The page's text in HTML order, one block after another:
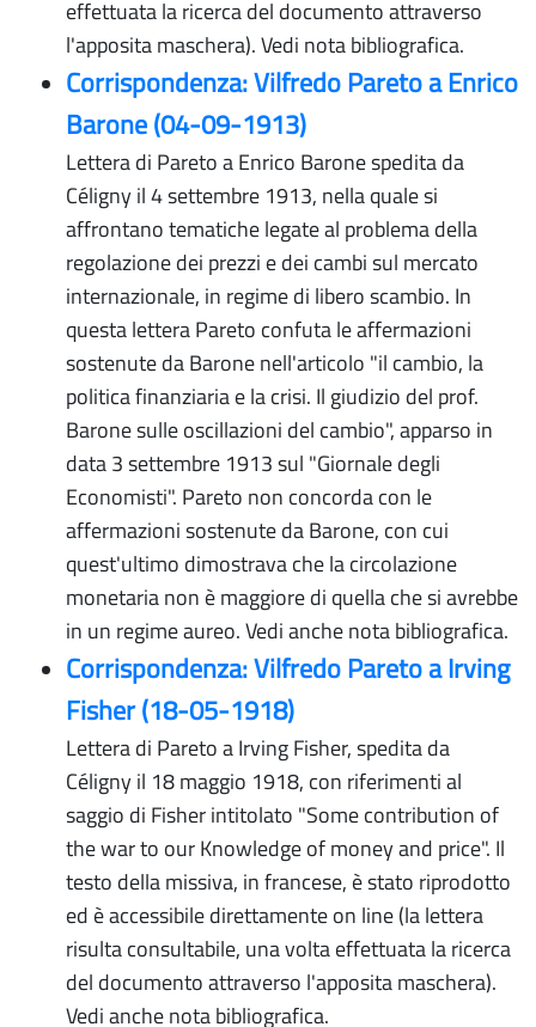
effettuata la ricerca del documento attraverso
l'apposita maschera). Vedi nota bibliografica.
Corrispondenza: Vilfredo Pareto a Enrico
Barone (04-09-1913)
Lettera di Pareto a Enrico Barone spedita da
Céligny il 4 settembre 1913, nella quale si
affrontano tematiche legate al problema della
regolazione dei prezzi e dei cambi sul mercato
internazionale, in regime di libero scambio. In
questa lettera Pareto confuta le affermazioni
sostenute da Barone nell'articolo "il cambio, la
politica finanziaria e la crisi. Il giudizio del prof.
Barone sulle oscillazioni del cambio", apparso in
data 3 settembre 1913 sul "Giornale degli
Economisti". Pareto non concorda con le
affermazioni sostenute da Barone, con cui
quest'ultimo dimostrava che la circolazione
monetaria non è maggiore di quella che si avrebbe
in un regime aureo. Vedi anche nota bibliografica.
Corrispondenza: Vilfredo Pareto a Irving
Fisher (18-05-1918)
Lettera di Pareto a Irving Fisher, spedita da
Céligny il 18 maggio 1918, con riferimenti al
saggio di Fisher intitolato "Some contribution of
the war to our Knowledge of money and price". Il
testo della missiva, in francese, è stato riprodotto
ed è accessibile direttamente on line (la lettera
risulta consultabile, una volta effettuata la ricerca
del documento attraverso l'apposita maschera).
Vedi anche nota bibliografica.